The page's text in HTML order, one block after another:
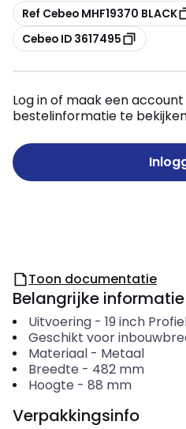
Kopiëren
Ref Cebeo MHF19370 BLACK
Kopiëren
Cebeo ID 3617495
Log in of maak een
bestelinformatie te
Toon documentatie
Belangrijke informatie
Uitvoering- 19 inch
Geschikt voor
Materiaal- Metaal
Breedte - 482 mm
Hoogte - 88 mm
Verpakkingsinfo